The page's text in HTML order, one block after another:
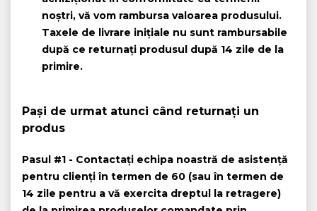
noștri, vă vom rambursa valoarea produsului.
Taxele de livrare inițiale nu sunt rambursabile
după ce returnați produsul după 14 zile de la
primire.
Pași de urmat atunci când returnați un
produs
Pasul #1 - Contactați echipa noastră de asistență
pentru clienți în termen de 60 (sau în termen de
14 zile pentru a vă exercita dreptul la retragere)